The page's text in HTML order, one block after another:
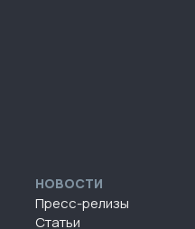
НОВОСТИ
Пресс-релизы
Статьи